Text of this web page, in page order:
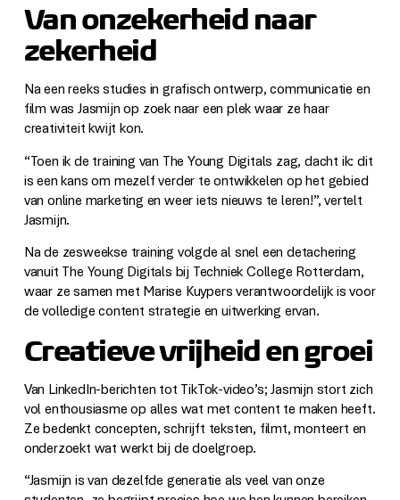
Van onzekerheid naar
zekerheid
Na een reeks studies in grafisch ontwerp, communicatie en
film was Jasmijn op zoek naar een plek waar ze haar
creativiteit kwijt kon.
“Toen ik de training van The Young Digitals zag, dacht ik: dit
is een kans om mezelf verder te ontwikkelen op het gebied
van online marketing en weer iets nieuws te leren!”, vertelt
Jasmijn.
Na de zesweekse training volgde al snel een detachering
vanuit The Young Digitals bij Techniek College Rotterdam,
waar ze samen met Marise Kuypers verantwoordelijk is voor
de volledige content strategie en uitwerking ervan.
Creatieve vrijheid en groei
Van LinkedIn-berichten tot TikTok-video’s; Jasmijn stort zich
vol enthousiasme op alles wat met content te maken heeft.
Ze bedenkt concepten, schrijft teksten, filmt, monteert en
onderzoekt wat werkt bij de doelgroep.
“Jasmijn is van dezelfde generatie als veel van onze